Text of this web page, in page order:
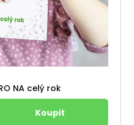
NA celý rok